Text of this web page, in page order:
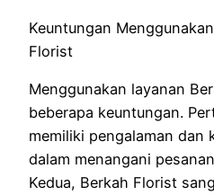
Keuntungan
Florist
Menggunakan layanan
beberapa keuntungan.
memiliki pengalaman dan
dalam menangani
Kedua, Berkah Florist